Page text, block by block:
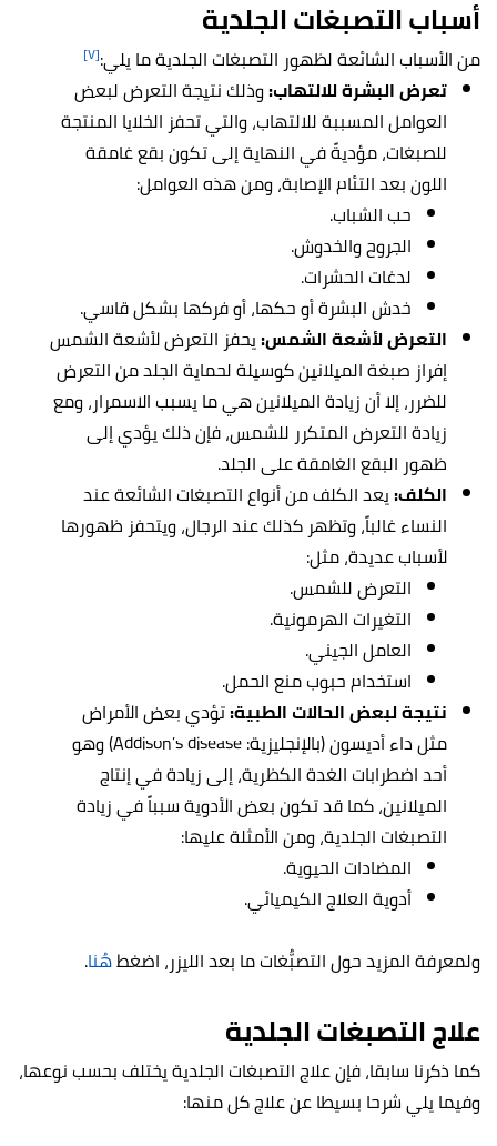
أسباب التصبغات الجلدية
من الأسباب الشائعة لظهور التصبغات الجلدية ما يلي:[٧]
تعرض البشرة للالتهاب:وذلك نتيجة التعرض لبعض
العوامل المسببة للالتهاب، والتي تحفز الخلايا المنتجة
للصبغات، مؤديةً في النهاية إلى تكون بقع غامقة
اللون بعد التئام الإصابة، ومن هذه العوامل:
حب الشباب.
الجروح والخدوش.
لدغات الحشرات.
خدش البشرة أو حكها، أو فركها بشكل قاسي.
التعرض لأشعة الشمس:يحفز التعرض لأشعة الشمس
إفراز صبغة الميلانين كوسيلة لحماية الجلد من التعرض
للضرر، إلا أن زيادة الميلانين هي ما يسبب الاسمرار، ومع
زيادة التعرض المتكرر للشمس، فإن ذلك يؤدي إلى
ظهور البقع الغامقة على الجلد.
الكلف:يعد الكلف من أنواع التصبغات الشائعة عند
النساء غالباً، وتظهر كذلك عند الرجال، ويتحفز ظهورها
لأسباب عديدة، مثل:
التعرض للشمس.
التغيرات الهرمونية.
العامل الجيني.
استخدام حبوب منع الحمل.
نتيجة لبعض الحالات الطبية:تؤدي بعض الأمراض
مثل داء أديسون (بالإنجليزية:Addison’s disease) وهو
أحد اضطرابات الغدة الكظرية، إلى زيادة في إنتاج
الميلانين، كما قد تكون بعض الأدوية سبباً في زيادة
التصبغات الجلدية، ومن الأمثلة عليها:
المضادات الحيوية.
أدوية العلاج الكيميائي.
ولمعرفة المزيد حول التصبُّغات ما بعد الليزر، اضغطهُنا.
علاج التصبغات الجلدية
كما ذكرنا سابقا، فإن علاج التصبغات الجلدية يختلف بحسب نوعها،
وفيما يلي شرحا بسيطا عن علاج كل منها: